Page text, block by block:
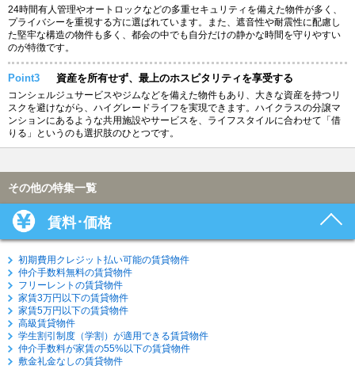
24時間有人管理やオートロックなどの多重セキュリティを備えた物件が多く、
プライバシーを重視する方に選ばれています。また、遮音性や耐震性に配慮し
た堅牢な構造の物件も多く、都会の中でも自分だけの静かな時間を守りやすい
のが特徴です。
Point3 資産を所有せず、最上のホスピタリティを享受する
コンシェルジュサービスやジムなどを備えた物件もあり、大きな資産を持つリ
スクを避けながら、ハイグレードライフを実現できます。ハイクラスの分譲マ
ンションにあるような共用施設やサービスを、ライフスタイルに合わせて「借
りる」というのも選択肢のひとつです。
その他の特集一覧
賃料･価格
初期費用クレジット払い可能の賃貸物件
仲介手数料無料の賃貸物件
フリーレントの賃貸物件
家賃3万円以下の賃貸物件
家賃5万円以下の賃貸物件
高級賃貸物件
学生割引制度（学割）が適用できる賃貸物件
仲介手数料が家賃の55%以下の賃貸物件
敷金礼金なしの賃貸物件